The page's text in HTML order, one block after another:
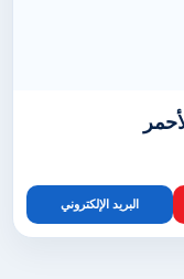
البريد الإلكتروني